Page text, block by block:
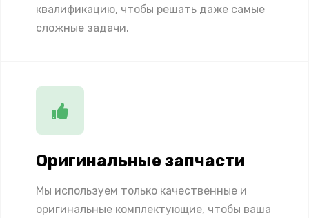
квалификацию, чтобы решать даже самые
сложные задачи.
Оригинальные запчасти
Мы используем только качественные и
оригинальные комплектующие, чтобы ваша